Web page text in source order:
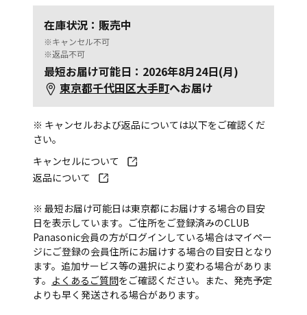
在庫状況：販売中
※キャンセル不可
※返品不可
最短お届け可能日：2026年8月24日(月)
東京都千代田区大手町へお届け
※ キャンセルおよび返品については以下をご確認くだ
さい。
キャンセルについて
返品について
※ 最短お届け可能日は東京都にお届けする場合の目安
日を表示しています。ご住所をご登録済みのCLUB
Panasonic会員の方がログインしている場合はマイペー
ジにご登録の会員住所にお届けする場合の目安日となり
ます。追加サービス等の選択により変わる場合がありま
す。 よくあるご質問をご確認ください。また、発売予定
よりも早く発送される場合があります。